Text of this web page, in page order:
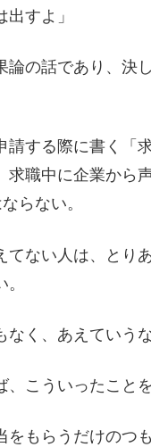
すよ」
論の話であり、決
請する際に書く「
求職中に企業から
らない。
てない人は、とり
なく、あえていう
、こういったこと
をもらうだけのつ